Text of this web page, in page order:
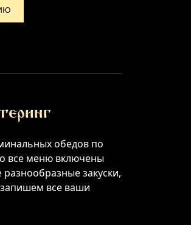
обедов по
все меню включены
закуски,
все ваши